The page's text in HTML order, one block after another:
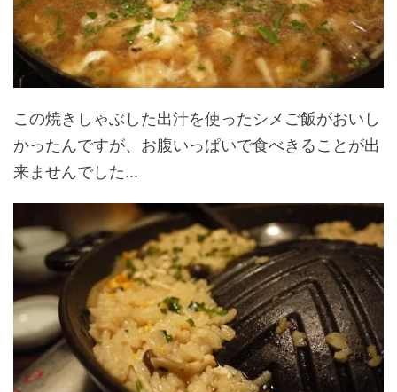
この焼きしゃぶした出汁を使ったシメご飯がおいし
かったんですが、お腹いっぱいで食べきることが出
来ませんでした...